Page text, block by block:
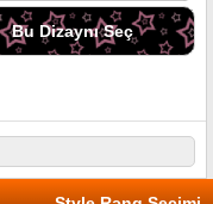
Bu Dizaynı Seç